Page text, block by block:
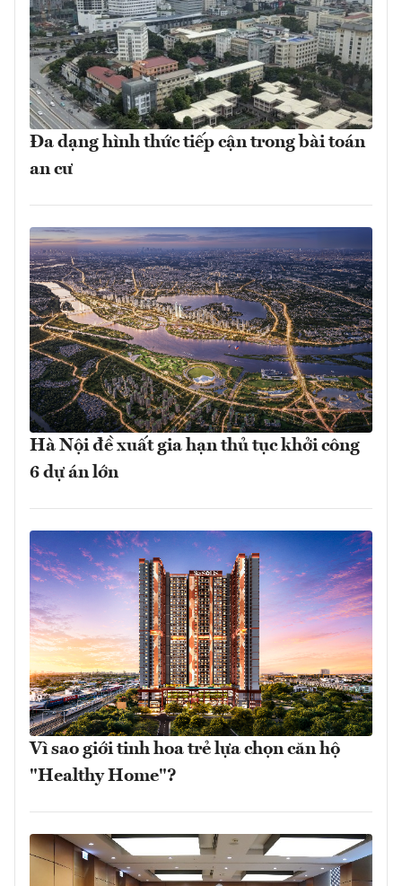
Đa dạng hình thức tiếp cận trong bài toán
an cư
Hà Nội đề xuất gia hạn thủ tục khởi công
6 dự án lớn
Vì sao giới tinh hoa trẻ lựa chọn căn hộ
"Healthy Home"?